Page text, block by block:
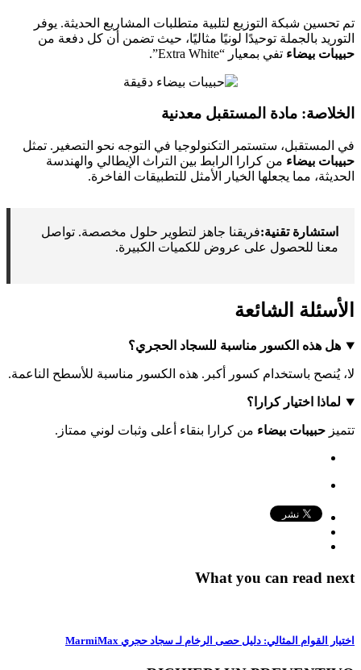
تم تحسين شبكة التوزيع لتلبية متطلبات المشاريع الحديثة. يوفر
التوريد بالجملة توحيدًا لونيًا مثاليًا، حيث تضمن أن كل دفعة من
حبيبات بيضاء تفي بمعيار “Extra White”.
الخلاصة: مادة المستقبل معدنية
في المستقبل، ستستمر التكنولوجيا في التوجه نحو التصغير. تمثل
حبيبات بيضاء من كرارا الرابط بين التراث الإيطالي والهندسة
الحديثة، مما يجعلها الخيار الأمثل للتطبيقات الفاخرة.
استشارة تقنية:فريقنا جاهز لتطوير حلول مخصصة. تواصل
معنا للحصول على عروض للكميات الكبيرة.
الأسئلة الشائعة
هل هذه الكسور مناسبة للسجاد الحجري؟
لا، يُنصح باستخدام كسور أكبر. هذه الكسور مناسبة للأسطح الناعمة.
لماذا اختيار كرارا؟
تتميز حبيبات بيضاء من كرارا بنقاء أعلى وثبات لوني ممتاز.
What you can read next
اختيار القوام المثالي: دليل حصى الرخام لـ سجاد حجري MarmiMax